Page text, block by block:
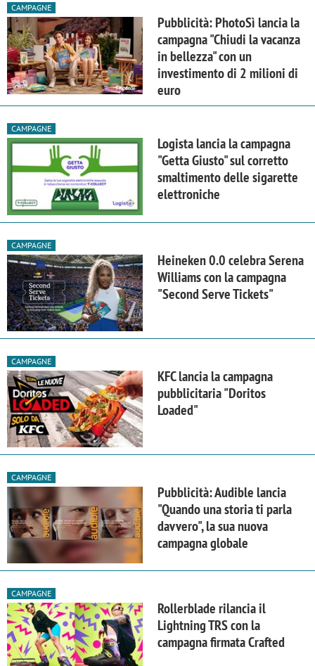
CAMPAGNE
Pubblicità: PhotoSì lancia la
campagna "Chiudi la vacanza
in bellezza" con un
investimento di 2 milioni di
euro
CAMPAGNE
Logista lancia la campagna
"Getta Giusto" sul corretto
smaltimento delle sigarette
elettroniche
CAMPAGNE
Heineken 0.0 celebra Serena
Williams con la campagna
"Second Serve Tickets"
CAMPAGNE
KFC lancia la campagna
pubblicitaria "Doritos
Loaded"
CAMPAGNE
Pubblicità: Audible lancia
"Quando una storia ti parla
davvero", la sua nuova
campagna globale
CAMPAGNE
Rollerblade rilancia il
Lightning TRS con la
campagna firmata Crafted